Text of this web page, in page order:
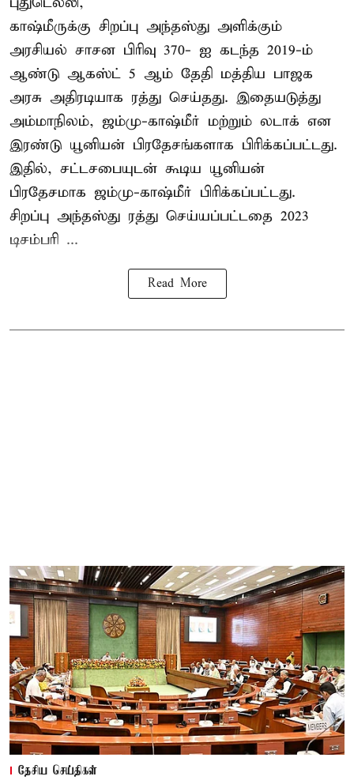
காஷ்மீருக்கு சிறப்பு அந்தஸ்து அளிக்கும்
அரசியல் சாசன பிரிவு 370- ஐ கடந்த 2019-ம்
ஆண்டு ஆகஸ்ட் 5 ஆம் தேதி மத்திய பாஜக
அரசு அதிரடியாக ரத்து செய்தது. இதையடுத்து
அம்மாநிலம், ஜம்மு-காஷ்மீர் மற்றும் லடாக் என
இரண்டு யூனியன் பிரதேசங்களாக பிரிக்கப்பட்டது.
இதில், சட்டசபையுடன் கூடிய யூனியன்
பிரதேசமாக ஜம்மு-காஷ்மீர் பிரிக்கப்பட்டது.
சிறப்பு அந்தஸ்து ரத்து செய்யப்பட்டதை 2023
டிசம்பரி ...
Read More
தேசிய செய்திகள்